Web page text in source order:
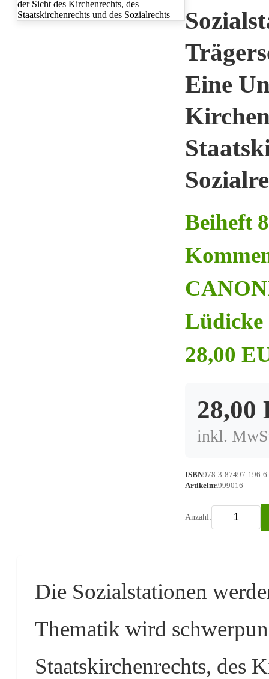
Eine
Beiheft
Lüdicke
28,00
28,00
inkl.
ISBN978-3-87497-196-6
Artikelnr.999016
Anzahl:
Die Sozialstationen
Thematik wird
Staatskirchenrechts, des